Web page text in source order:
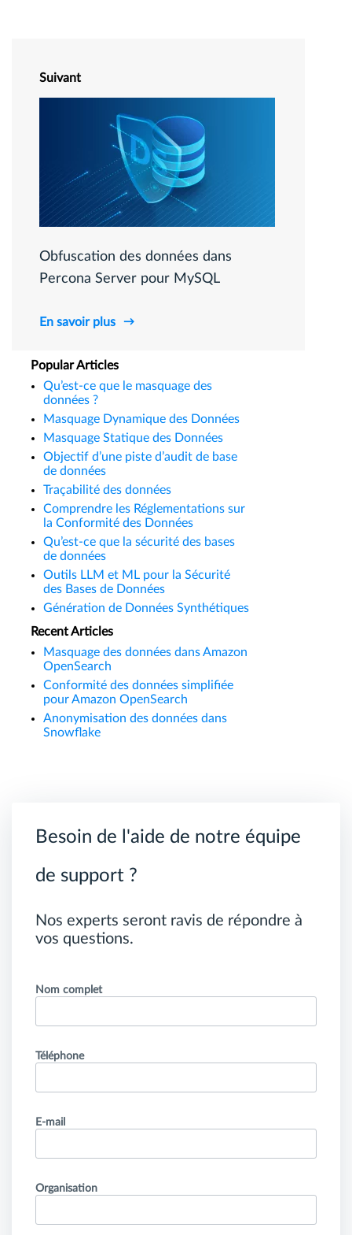
Suivant
Obfuscation des données dans
Percona Server pour MySQL
En savoir plus
Popular Articles
Qu’est-ce que le masquage des
données ?
Masquage Dynamique des Données
Masquage Statique des Données
Objectif d’une piste d’audit de base
de données
Traçabilité des données
Comprendre les Réglementations sur
la Conformité des Données
Qu’est-ce que la sécurité des bases
de données
Outils LLM et ML pour la Sécurité
des Bases de Données
Génération de Données Synthétiques
Recent Articles
Masquage des données dans Amazon
OpenSearch
Conformité des données simplifiée
pour Amazon OpenSearch
Anonymisation des données dans
Snowflake
Besoin de l'aide de notre équipe
de support ?
Nos experts seront ravis de répondre à
vos questions.
Nom complet
Téléphone
E-mail
Organisation